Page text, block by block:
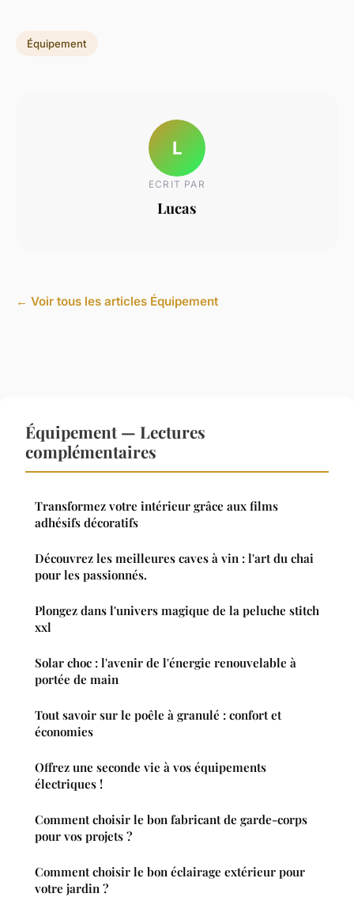
Équipement
L
ECRIT PAR
Lucas
← Voir tous les articles Équipement
Équipement — Lectures
complémentaires
Transformez votre intérieur grâce aux films
adhésifs décoratifs
Découvrez les meilleures caves à vin : l'art du chai
pour les passionnés.
Plongez dans l'univers magique de la peluche stitch
xxl
Solar choc : l'avenir de l'énergie renouvelable à
portée de main
Tout savoir sur le poêle à granulé : confort et
économies
Offrez une seconde vie à vos équipements
électriques !
Comment choisir le bon fabricant de garde-corps
pour vos projets ?
Comment choisir le bon éclairage extérieur pour
votre jardin ?